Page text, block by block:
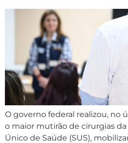
O governo federal realizou, no
o maior mutirão de cirurgias
Único de Saúde (SUS),